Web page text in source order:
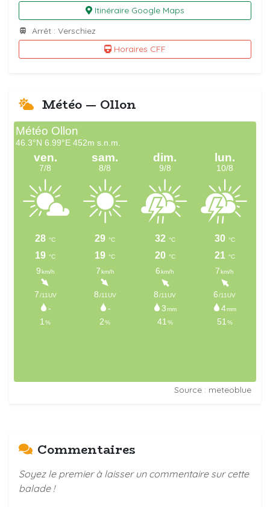
Itinéraire Google Maps
Arrêt : Verschiez
Horaires CFF
Météo — Ollon
Source : meteoblue
Commentaires
Soyez le premier à laisser un commentaire sur cette
balade !